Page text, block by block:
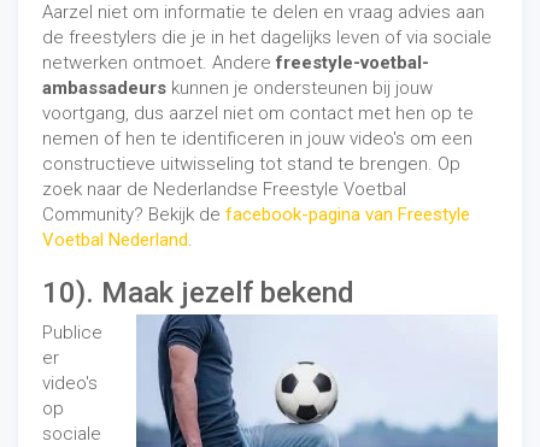
Aarzel niet om informatie te delen en vraag advies aan
de freestylers die je in het dagelijks leven of via sociale
netwerken ontmoet. Anderefreestyle-voetbal-
ambassadeurs kunnen je ondersteunen bij jouw
voortgang, dus aarzel niet om contact met hen op te
nemen of hen te identificeren in jouw video's om een ​​
constructieve uitwisseling tot stand te brengen. Op
zoek naar de Nederlandse Freestyle Voetbal
Community? Bekijk de facebook-pagina van Freestyle
Voetbal Nederland.
10). Maak jezelf bekend
Publice
er
video's
op
sociale